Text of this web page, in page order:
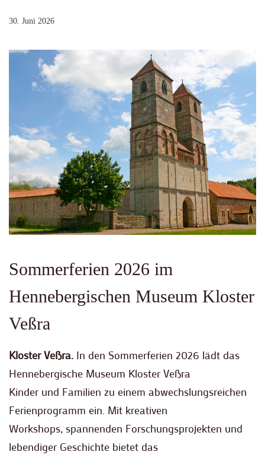
30. Juni 2026
Sommerferien 2026 im
Hennebergischen Museum Kloster
Veßra
Kloster Veßra. In den Sommerferien 2026 lädt das
Hennebergische Museum Kloster Veßra
Kinder und Familien zu einem abwechslungsreichen
Ferienprogramm ein. Mit kreativen
Workshops, spannenden Forschungsprojekten und
lebendiger Geschichte bietet das